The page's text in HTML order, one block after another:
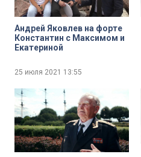
Андрей Яковлев на форте
Константин с Максимом и
Екатериной
25 июля 2021 13:55